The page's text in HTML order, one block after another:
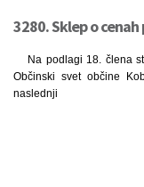
3280. Sklep o
Na podlagi 18. člena
Občinski svet občine
naslednji